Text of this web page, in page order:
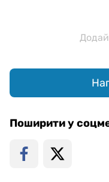
Поширити у